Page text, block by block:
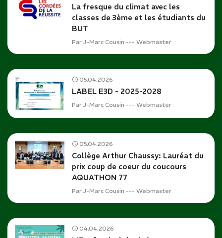
La fresque du climat avec les
classes de 3ème et les étudiants du
BUT
Par J-Marc Cousin --- Webmaster
05.04.2026
LABEL E3D - 2025-2028
Par J-Marc Cousin --- Webmaster
05.04.2026
Collège Arthur Chaussy: Lauréat du
prix coup de coeur du coucours
AQUATHON 77
Par J-Marc Cousin --- Webmaster
04.04.2026